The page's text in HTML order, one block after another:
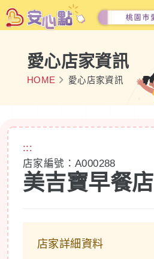
愛心店家資訊
HOME 愛心店家資訊
:::
店家編號：A000288
美吉寶早餐店
店家詳細資料